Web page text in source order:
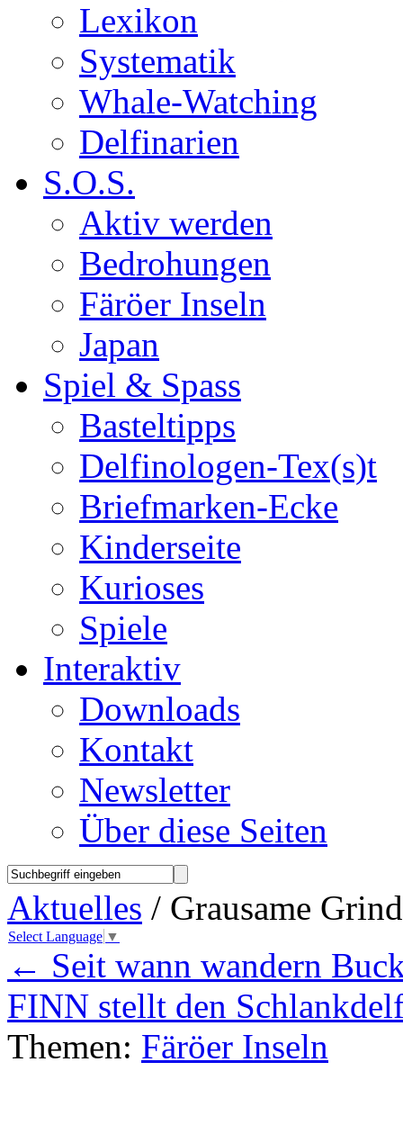
Lexikon
Systematik
Whale-Watching
Delfinarien
S.O.S.
Aktiv werden
Bedrohungen
Färöer Inseln
Japan
Spiel & Spass
Basteltipps
Delfinologen-Tex(s)t
Briefmarken-Ecke
Kinderseite
Kurioses
Spiele
Interaktiv
Downloads
Kontakt
Newsletter
Über diese Seiten
Aktuelles / Grausame
Select Language ▼
← Seit wann wandern
FINN stellt den
Themen: Färöer Inseln